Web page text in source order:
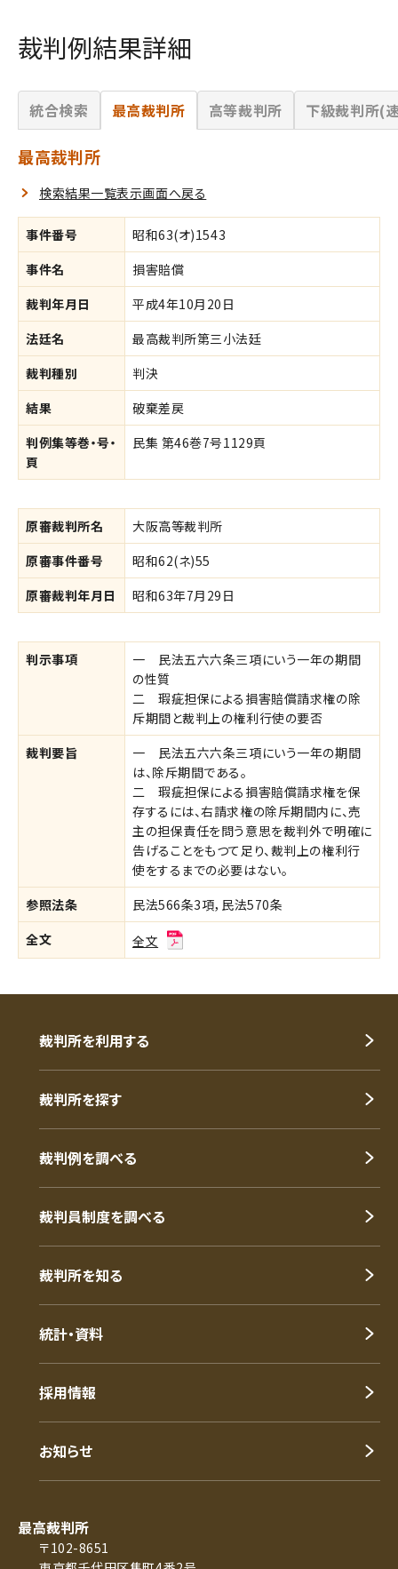
裁判例結果詳細
統合検索 最高裁判所 高等裁判所 下級裁判所(
最高裁判所
検索結果一覧表示画面へ戻る
事件番号
昭和63(オ)1543
事件名
損害賠償
裁判年月日
平成4年10月20日
法廷名
最高裁判所第三小法廷
裁判種別
判決
結果
破棄差戻
判例集等巻・号・
頁
民集 第46巻7号1129頁
原審裁判所名
大阪高等裁判所
原審事件番号
昭和62(ネ)55
原審裁判年月日
昭和63年7月29日
判示事項
一 民法五六六条三項にいう一年の期間
の性質
二 瑕疵担保による損害賠償請求権の除
斥期間と裁判上の権利行使の要否
裁判要旨
一 民法五六六条三項にいう一年の期間
は、除斥期間である。
二 瑕疵担保による損害賠償請求権を保
存するには、右請求権の除斥期間内に、売
主の担保責任を問う意思を裁判外で明確に
告げることをもつて足り、裁判上の権利行
使をするまでの必要はない。
参照法条
民法566条3項，民法570条
全文
全文
裁判所を利用する
裁判所を探す
裁判例を調べる
裁判員制度を調べる
裁判所を知る
統計・資料
採用情報
お知らせ
最高裁判所
〒102-8651